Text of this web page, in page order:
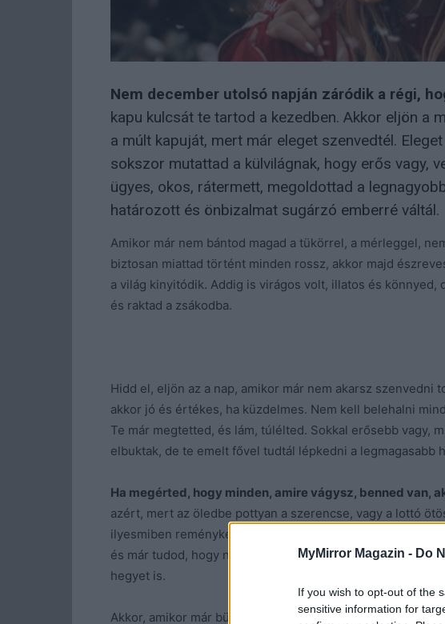
MyMirror Magazin - Do
If you wish to opt-out of the
sensitive information for
Nem december utolsó napján záródik a régi,
kapu kulcsát te tartod a kezedben. Akkor eljön a
a múlt kapuját, mert már eleget szenvedtél.
sokszor mutattad a külvilágnak, hogy erős vagy,
ügyes, okos, rátermett, megoldottad a
határozott és önbizalmat sugárzó emberré váltál.
Amikor már nem bántod magad a tükörrel, a mérleggel,
biztosan miattad történt minden rossz, akkor majd
a világ kinyitódik. Addig is virágos volt, illatos és könnyed,
és raktad a zsákodba.
Hidd el, eljön az a nap, amikor már nem akarsz szenvedni
akkor jó és értékes, ha küzdelmes. Nem kell belehalni
Te már megtetted, és lám, túlélted. Sokkal erősebb vagy,
elbuktak, de te emelt fővel tudtál lépkedni a legmagasabb
Ha megérted, hogy minden, amire vágysz, benned van,
azért, mert az öledbe pottyan a szerencse, vagy a lottó
ilyesmiben reménykedj. Te már kitapostad magadnak az
és már tudod, hogy nem a völgyben akarsz maradni, hisz
hegyet is.
Akkor, amikor már büszke tudsz lenni azokra a dolgokra,